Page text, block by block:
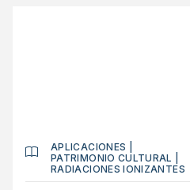
APLICACIONES
PATRIMONIO CULTURAL
RADIACIONES IONIZANTES